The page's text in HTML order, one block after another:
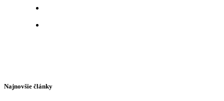
Najnovšie články